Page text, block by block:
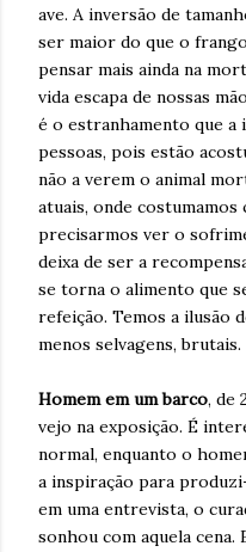
ave. A inversão de
ser maior do que o
pensar mais ainda na
vida escapa de nossas
é o estranhamento que a
pessoas, pois estão
não a verem o animal
atuais, onde
precisarmos ver o
deixa de ser a
se torna o alimento que
refeição. Temos a ilusão
menos selvagens, brutais.
Homem em um barco, de
vejo na exposição. É
normal, enquanto o
a inspiração para
em uma entrevista, o
sonhou com aquela